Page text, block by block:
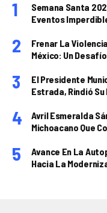
Semana Santa
Eventos
Frenar La
México: Un
El Presidente
Estrada, Rindió
Avril Esmeralda
Michoacano Que
Avance En La
Hacia La